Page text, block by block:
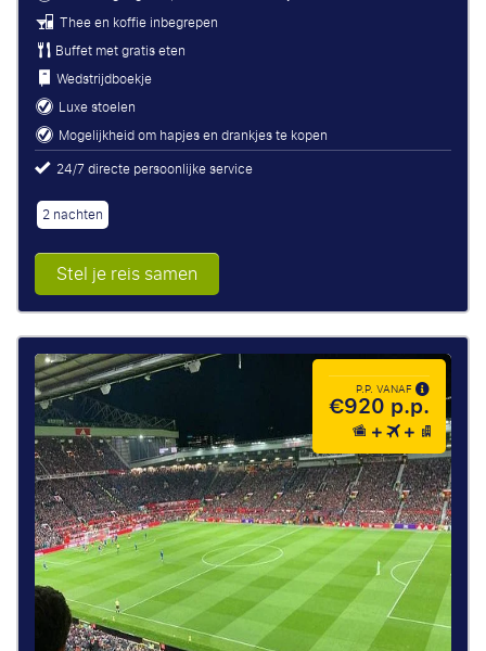
Thee en koffie inbegrepen
Buffet met gratis eten
Wedstrijdboekje
Luxe stoelen
Mogelijkheid om hapjes en drankjes te kopen
24/7 directe persoonlijke service
2 nachten
Stel je reis samen
P.P. VANAF
€920 p.p.